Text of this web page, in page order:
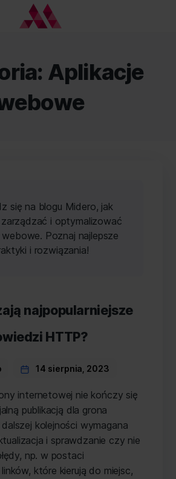
Aplikacje
się na blogu Midero, jak
i optymalizować
webowe. Poznaj najlepsze
i rozwiązania!
najpopularniejsze
HTTP?
14 sierpnia, 2023
internetowej nie kończy się
publikacją dla grona
kolejności wymagana
i sprawdzanie czy nie
np. w postaci
które kierują do miejsc,